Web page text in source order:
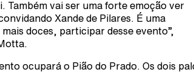
Também vai ser uma forte emoção ver
Xande de Pilares. É uma
doces, participar desse evento”,
ocupará o Pião do Prado. Os dois